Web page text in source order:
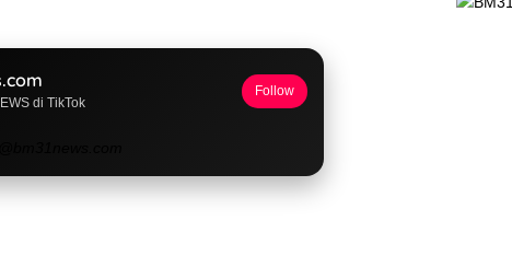
di TikTok
Follow